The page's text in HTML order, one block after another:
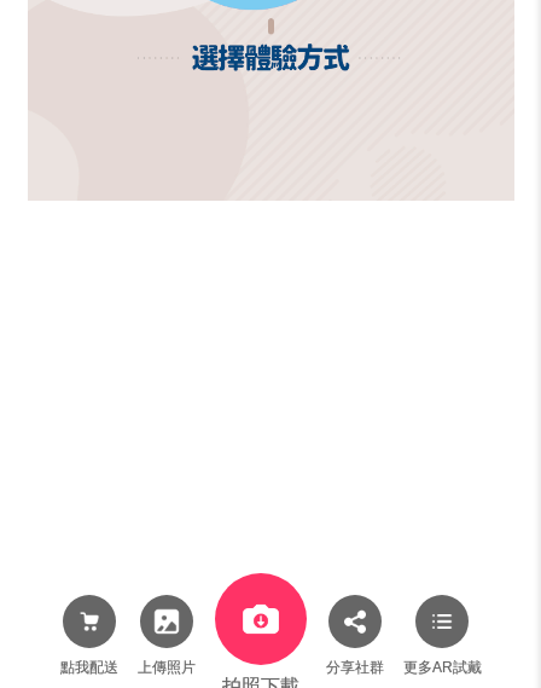
點我配送 上傳照片 分享社群 更多AR試戴